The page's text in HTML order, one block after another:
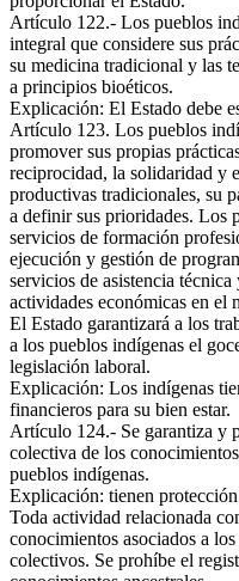
Artículo 122.- Los pueblos
integral que considere sus
su medicina tradicional y las
a principios bioéticos.
Explicación: El Estado debe
Artículo 123. Los pueblos
promover sus propias
reciprocidad, la solidaridad y
productivas tradicionales, su
a definir sus prioridades. Los
servicios de formación
ejecución y gestión de
servicios de asistencia
actividades económicas en el
El Estado garantizará a los
a los pueblos indígenas el
legislación laboral.
Explicación: Los indígenas
financieros para su bien estar.
Artículo 124.- Se garantiza y
colectiva de los
pueblos indígenas.
Explicación: tienen
Toda actividad relacionada
conocimientos asociados a
colectivos. Se prohíbe el